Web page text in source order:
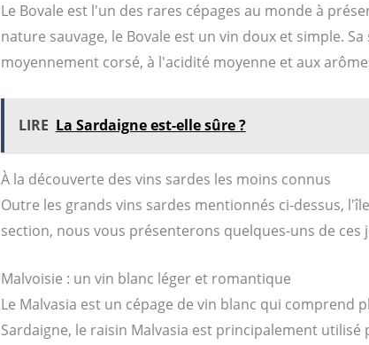
Le Bovale est l'un des rares cépages au monde à
nature sauvage, le Bovale est un vin doux et simple.
moyennement corsé, à l'acidité moyenne et aux
LIRE La Sardaigne est-elle sûre ?
À la découverte des vins sardes les moins connus
Outre les grands vins sardes mentionnés ci-dessus,
section, nous vous présenterons quelques-uns de
Malvoisie : un vin blanc léger et romantique
Le Malvasia est un cépage de vin blanc qui comprend
Sardaigne, le raisin Malvasia est principalement